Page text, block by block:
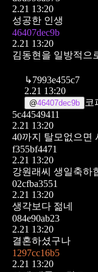
2.21 13:20
성공한 인생
46407dec9b
2.21 13:20
김동현을 일방적으
↳7993e455c7
2.21 13:20
@46407dec9b
코
5c44549411
2.21 13:20
40까지 탈모없으면
f355bf4471
2.21 13:20
강원래씨 생일축하
02cfba3551
2.21 13:20
생각보다 젊네
084e90ab23
2.21 13:20
결혼하셨구나
1297cc16b5
2.21 13:20